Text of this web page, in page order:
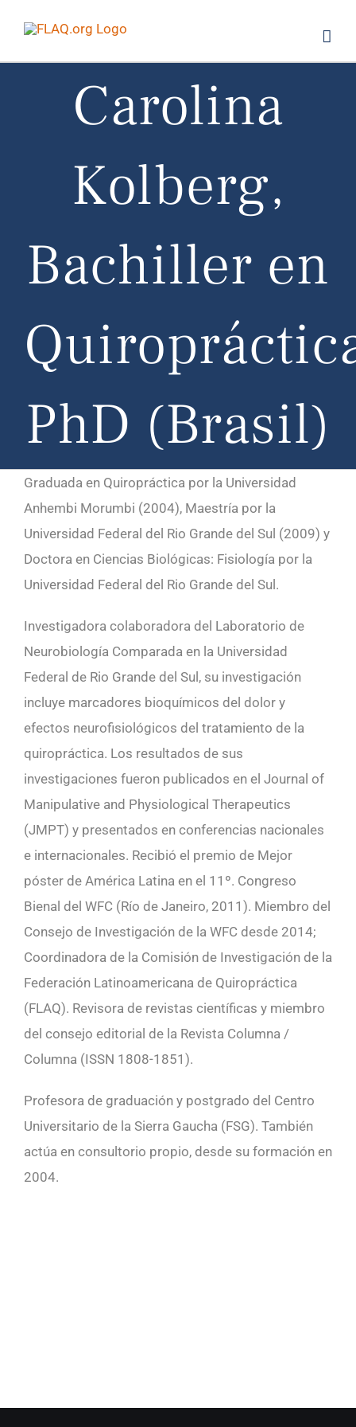
contenido
Carolina
Kolberg,
Bachiller en
PhD (Brasil)
Graduada en Quiropráctica por la Universidad
Anhembi Morumbi (2004), Maestría por la
Universidad Federal del Rio Grande del Sul (2009) y
Doctora en Ciencias Biológicas: Fisiología por la
Universidad Federal del Rio Grande del Sul.
Investigadora colaboradora del Laboratorio de
Neurobiología Comparada en la Universidad
Federal de Rio Grande del Sul, su investigación
incluye marcadores bioquímicos del dolor y
efectos neurofisiológicos del tratamiento de la
quiropráctica. Los resultados de sus
investigaciones fueron publicados en el Journal of
Manipulative and Physiological Therapeutics
(JMPT) y presentados en conferencias nacionales
e internacionales. Recibió el premio de Mejor
póster de América Latina en el 11º. Congreso
Bienal del WFC (Río de Janeiro, 2011). Miembro del
Consejo de Investigación de la WFC desde 2014;
Coordinadora de la Comisión de Investigación de la
Federación Latinoamericana de Quiropráctica
(FLAQ). Revisora de revistas científicas y miembro
del consejo editorial de la Revista Columna /
Columna (ISSN 1808-1851).
Profesora de graduación y postgrado del Centro
Universitario de la Sierra Gaucha (FSG). También
actúa en consultorio propio, desde su formación en
2004.